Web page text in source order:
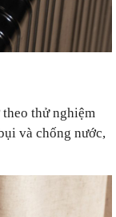
thử nghiệm
và chống nước,